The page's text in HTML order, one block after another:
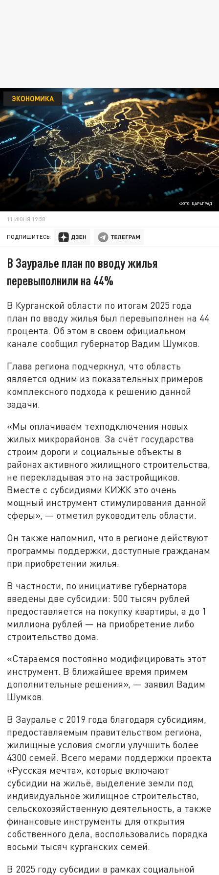
ФОТО: ЦАРЬГРАД
ЭКОНОМИКА
11 ИЮНЯ 19:58
ПОДПИШИТЕСЬ:
В Зауралье план по вводу жилья
перевыполнили на 44%
В Курганской области по итогам 2025 года
план по вводу жилья был перевыполнен на 44
процента. Об этом в своем официальном
канале сообщил губернатор Вадим Шумков.
Глава региона подчеркнул, что область
является одним из показательных примеров
комплексного подхода к решению данной
задачи.
«Мы оплачиваем техподключения новых
жилых микрорайонов. За счёт государства
строим дороги и социальные объекты в
районах активного жилищного строительства,
не перекладывая это на застройщиков.
Вместе с субсидиями КИЖК это очень
мощный инструмент стимулирования данной
сферы», — отметил руководитель области.
Он также напомнил, что в регионе действуют
программы поддержки, доступные гражданам
при приобретении жилья.
В частности, по инициативе губернатора
введены две субсидии: 500 тысяч рублей
предоставляется на покупку квартиры, а до 1
миллиона рублей — на приобретение либо
строительство дома.
«Стараемся постоянно модифицировать этот
инструмент. В ближайшее время примем
дополнительные решения», — заявил Вадим
Шумков.
В Зауралье с 2019 года благодаря субсидиям,
предоставляемым правительством региона,
жилищные условия смогли улучшить более
4300 семей. Всего мерами поддержки проекта
«Русская мечта», которые включают
субсидии на жильё, выделение земли под
индивидуальное жилищное строительство,
сельскохозяйственную деятельность, а также
финансовые инструменты для открытия
собственного дела, воспользовались порядка
восьми тысяч курганских семей.
В 2025 году субсидии в рамках социальной